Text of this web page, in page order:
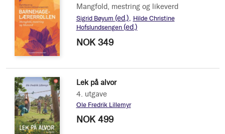
Mangfold, mestring og likeverd
Sigrid Bøyum (ed.)
Hilde Christine
Hofslundsengen (ed.)
NOK 349
Lek på alvor
4. utgave
Ole Fredrik Lillemyr
NOK 499